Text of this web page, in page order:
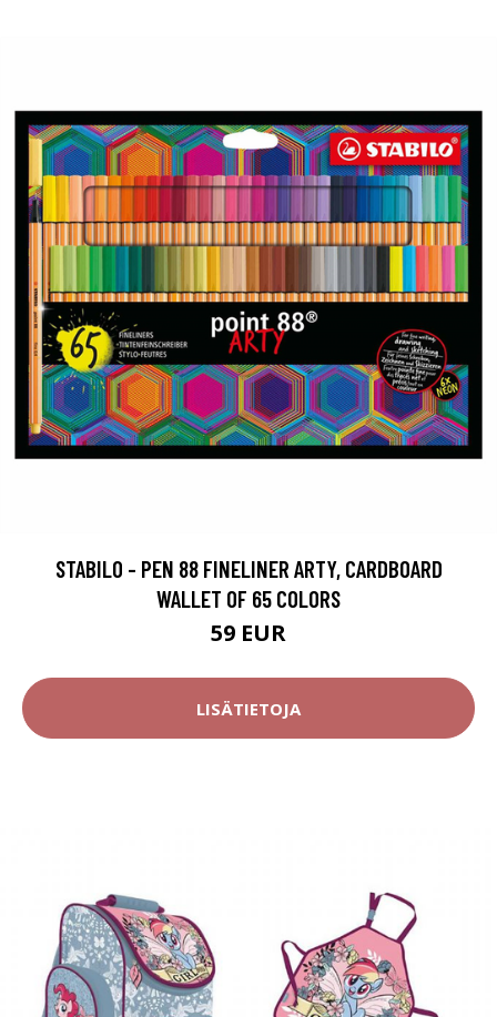
STABILO - PEN 88 FINELINER ARTY, CARDBOARD
WALLET OF 65 COLORS
59 EUR
LISÄTIETOJA